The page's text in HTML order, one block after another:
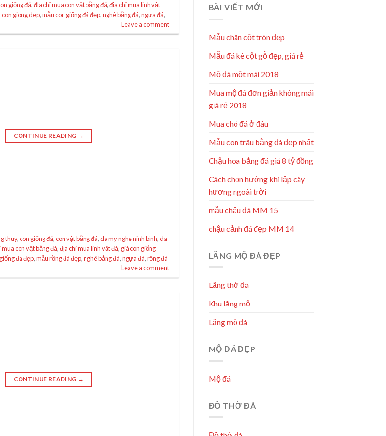
giống đá,địa chỉ mua con vật bằng đá,địa chỉ mua linh vật
con giong dep,mẫu con giống đá đẹp,nghê bằng đá,ngựa đá,
Leave a comment
CONTINUE READING →
thuy,con giống đá,con vật bằng đá,da my nghe ninh binh,da
mua con vật bằng đá,địa chỉ mua linh vật đá, giá con giống
đá đẹp,mẫu rồng đá đẹp,nghê bằng đá,ngựa đá,rồng đá
Leave a comment
CONTINUE READING →
BÀI VIẾT MỚI
Mẫu chân cột tròn đẹp
Mẫu đá kê cột gỗ đẹp, giá rẻ
Mộ đá một mái 2018
Mua mộ đá đơn giản không mái
giá rẻ 2018
Mua chó đá ở đâu
Mẫu con trâu bằng đá đẹp nhất
Chậu hoa bằng đá giá 8 tỷ đồng
Cách chọn hướng khi lập cây
hương ngoài trời
mẫu chậu đá MM 15
chậu cảnh đá đẹp MM 14
LĂNG MỘ ĐÁ ĐẸP
Lăng thờ đá
Khu lăng mộ
Lăng mộ đá
MỘ ĐÁ ĐẸP
Mộ đá
ĐỒ THỜ ĐÁ